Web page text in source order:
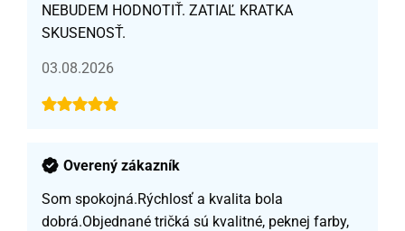
NEBUDEM HODNOTIŤ. ZATIAĽ KRATKA
SKUSENOSŤ.
03.08.2026
Overený zákazník
Som spokojná.Rýchlosť a kvalita bola
dobrá.Objednané tričká sú kvalitné, peknej farby,